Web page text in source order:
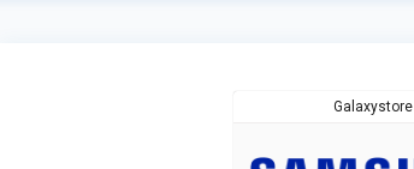
Galaxystore